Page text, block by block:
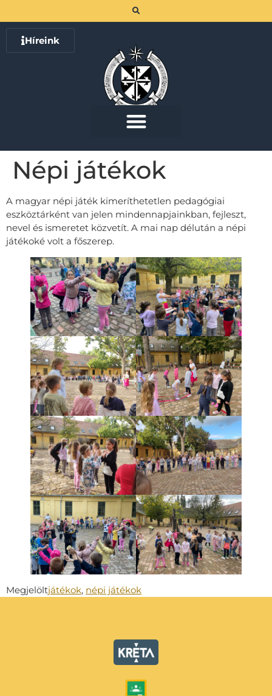
Híreink
Népi játékok
A magyar népi játék kimeríthetetlen pedagógiai
eszköztárként van jelen mindennapjainkban, fejleszt,
nevel és ismeretet közvetít. A mai nap délután a népi
játékoké volt a főszerep.
Megjelöltjátékok, népi játékok